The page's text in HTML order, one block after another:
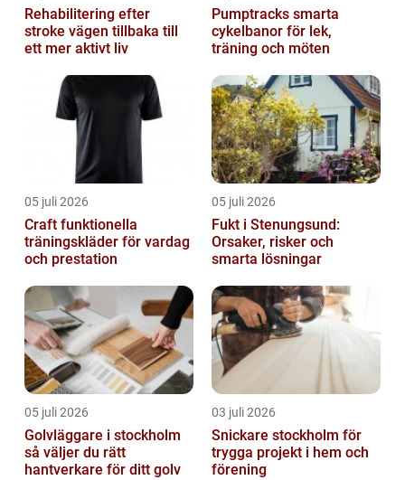
Rehabilitering efter
stroke vägen tillbaka till
ett mer aktivt liv
Pumptracks smarta
cykelbanor för lek,
träning och möten
05 juli 2026
Craft funktionella
träningskläder för vardag
och prestation
05 juli 2026
Fukt i Stenungsund:
Orsaker, risker och
smarta lösningar
05 juli 2026
Golvläggare i stockholm
så väljer du rätt
hantverkare för ditt golv
03 juli 2026
Snickare stockholm för
trygga projekt i hem och
förening